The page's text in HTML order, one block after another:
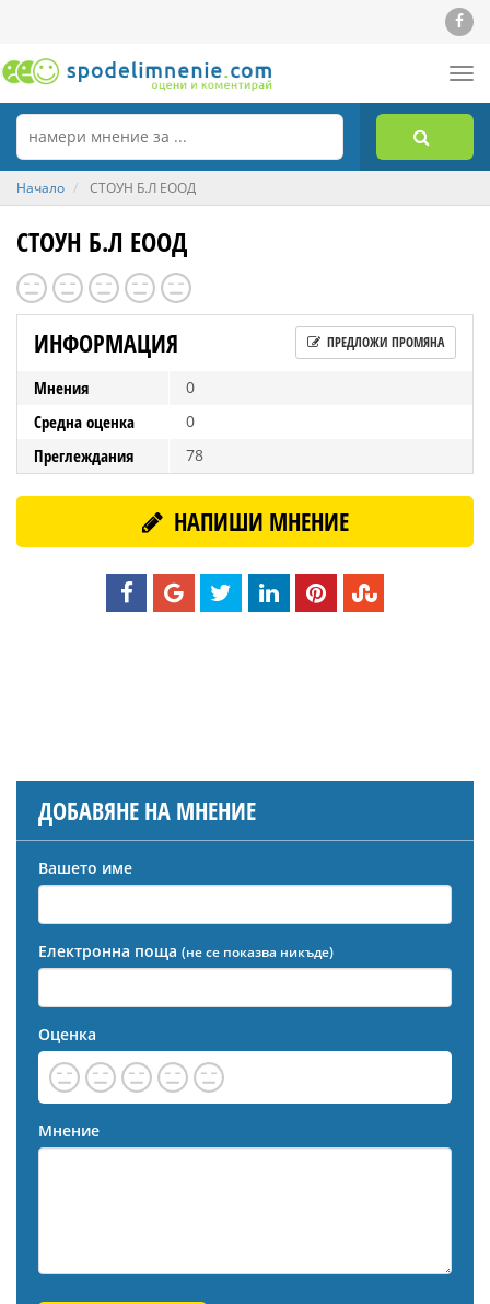
Начало СТОУН Б.Л ЕООД
СТОУН Б.Л ЕООД
ИНФОРМАЦИЯ ПРЕДЛОЖИ ПРОМЯНА
Мнения 0
Средна оценка 0
Преглеждания 78
НАПИШИ МНЕНИЕ
ДОБАВЯНЕ НА МНЕНИЕ
Вашето име
Електронна поща (не се показва никъде)
Оценка
Мнение